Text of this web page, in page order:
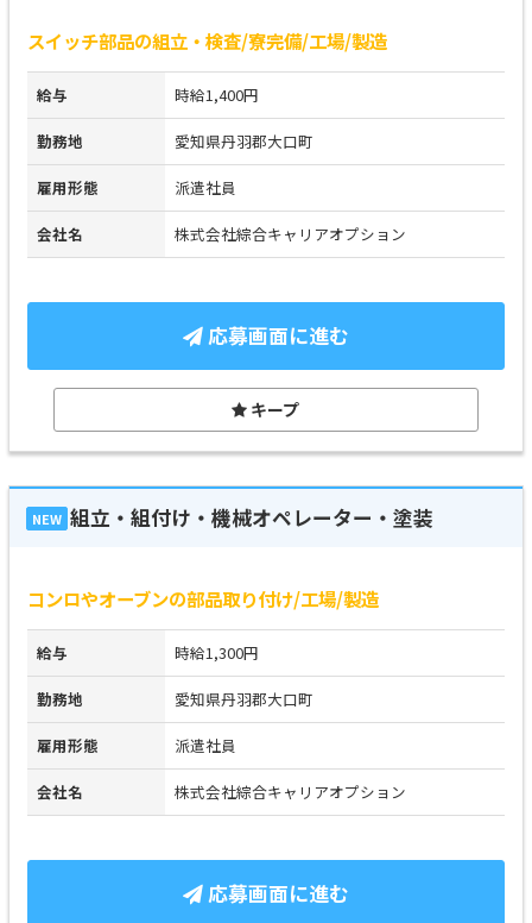
スイッチ部品の組立・検査/寮完備/工場/製造
給与 時給1,400円
勤務地 愛知県丹羽郡大口町
雇用形態 派遣社員
会社名 株式会社綜合キャリアオプション
応募画面に進む
キープ
NEW 組立・組付け・機械オペレーター・塗装
コンロやオーブンの部品取り付け/工場/製造
給与 時給1,300円
勤務地 愛知県丹羽郡大口町
雇用形態 派遣社員
会社名 株式会社綜合キャリアオプション
応募画面に進む